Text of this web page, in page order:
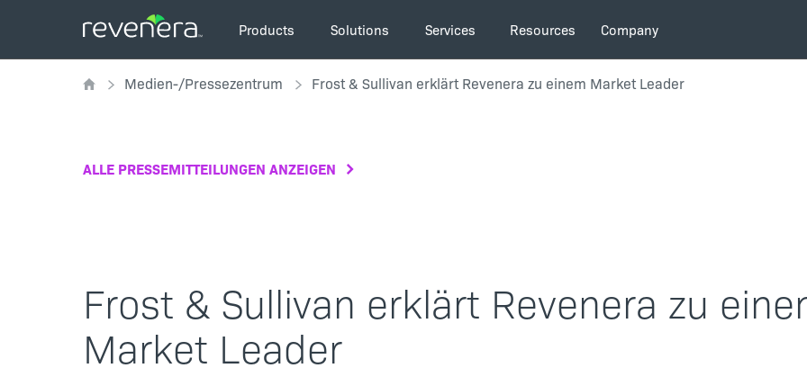
navigation
Products Solutions Services Resources Company
Pfadnavigation
Medien-/Pressezentrum Frost & Sullivan erklärt Revenera zu einem Market Leader
ALLE PRESSEMITTEILUNGEN ANZEIGEN
Frost & Sullivan erklärt Revenera zu
Market Leader